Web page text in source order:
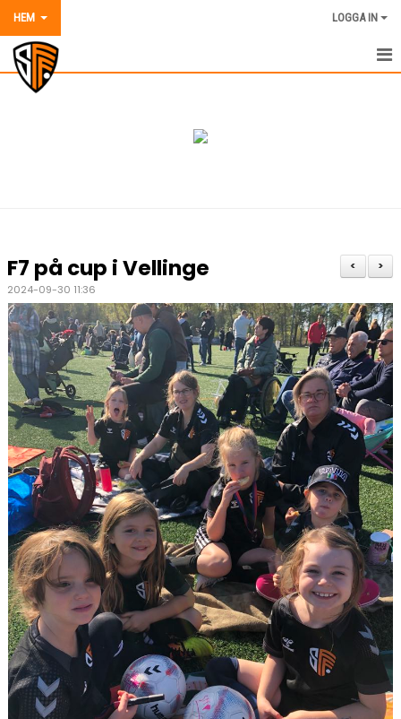
HEM LOGGA IN
HEM
KALENDER
MATCHER
DOKUMENT
BILDER
>
<
F7 på cup i Vellinge
2024-09-30 11:36